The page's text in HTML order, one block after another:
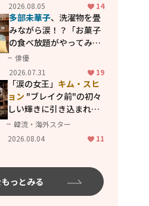
2026.08.05
14
多部未華子、洗濯物を畳
みながら涙！？「お菓子
の食べ放題がやってみた
い」ハンディファン4台の
暑さ対策も明かす
俳優
2026.07.31
19
「涙の女王」 キム・スヒ
ョン "ブレイク前"の初々
しい輝きに引き込まれ
る...2PM テギョン
共演の青春名作「ドリー
韓流・海外スター
2026.08.04
11
っとみる